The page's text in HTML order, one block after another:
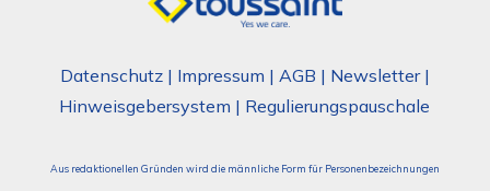
Datenschutz| Impressum | AGB | Newsletter|
Hinweisgebersystem | Regulierungspauschale
Aus redaktionellen Gründen wird die männliche Form für Personenbezeichnungen